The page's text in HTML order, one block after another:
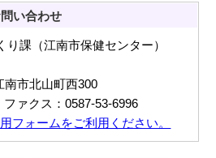
い合わせ
課（江南市保健センター）
市北山町西300
ァクス：0587-53-6996
フォームをご利用ください。